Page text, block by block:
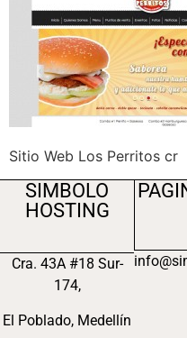
Sitio Web Los Perritos cr
SIMBOLO
HOSTING
Cra. 43A #18 Sur-
174,
El Poblado, Medellín